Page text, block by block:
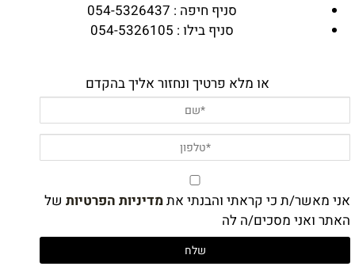
סניף חיפה : 054-5326437
סניף בילו : 054-5326105
או מלא פרטיך ונחזור אליך בהקדם
אני מאשר/ת כי קראתי והבנתי אתמדיניות הפרטיות של
האתר ואני מסכים/ה לה